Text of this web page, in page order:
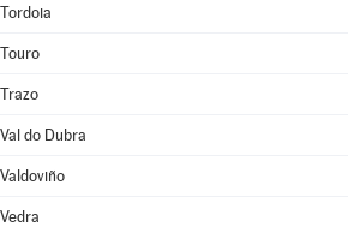
Tordoia
Touro
Trazo
Val do Dubra
Valdoviño
Vedra